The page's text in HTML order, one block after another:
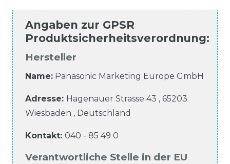
Angaben zur GPSR
Produktsicherheitsverordnung:
Hersteller
Name: Panasonic Marketing Europe GmbH
Adresse: Hagenauer Strasse 43 , 65203
Wiesbaden , Deutschland
Kontakt: 040 - 85 49 0
Verantwortliche Stelle in der EU